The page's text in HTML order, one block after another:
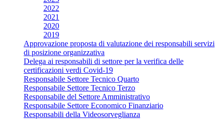
2022
2021
2020
2019
Approvazione proposta di valutazione dei responsabili servizi
di posizione organizzativa
Delega ai responsabili di settore per la verifica delle
certificazioni verdi Covid-19
Responsabile Settore Tecnico Quarto
Responsabile Settore Tecnico Terzo
Responsabile del Settore Amministrativo
Responsabile Settore Economico Finanziario
Responsabili della Videosorveglianza